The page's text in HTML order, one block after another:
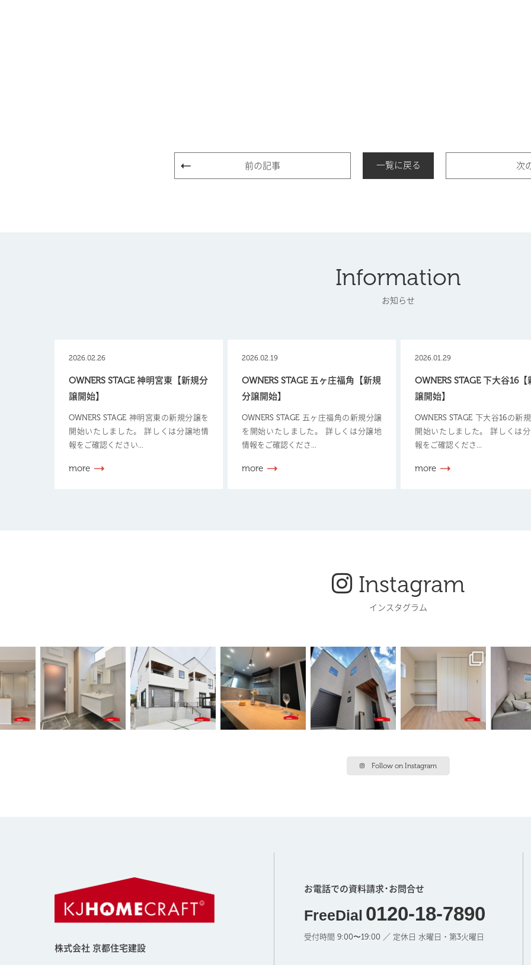
前の記事 一覧に戻る 次
Information
お知らせ
2026.02.26
OWNERS STAGE 神明宮東【新規分
譲開始】
OWNERS STAGE 神明宮東の新規分譲を
開始いたしました。 詳しくは分譲地情
報をご確認ください...
more
2026.02.19
OWNERS STAGE 五ヶ庄福角【新規
分譲開始】
OWNERS STAGE 五ヶ庄福角の新規分譲
を開始いたしました。 詳しくは分譲地
情報をご確認くださ...
more
2026.01.29
OWNERS STAGE 下大谷16
譲開始】
OWNERS STAGE 下大谷16の新
開始いたしました。 詳しくは
報をご確認くださ...
more
Instagram
インスタグラム
Follow on Instagram
お電話での資料請求･お問合せ
FreeDial 0120-18-7890
受付時間 9:00〜19:00 ／ 定休日 水曜日・第3火曜日
株式会社 京都住宅建設